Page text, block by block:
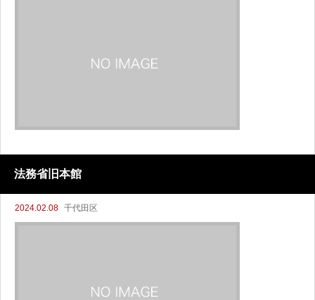
法務省旧本館
2024.02.08 千代田区